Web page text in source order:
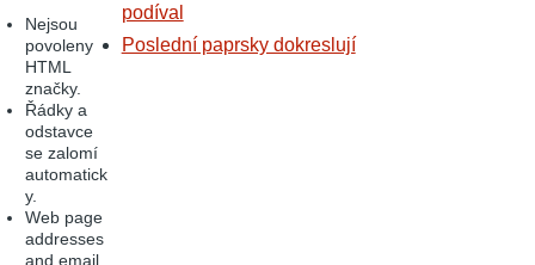
Nejsou
povoleny
HTML
značky.
Řádky a
odstavce
se zalomí
automatick
y.
Web page
addresses
and email
podíval
Poslední paprsky dokreslují